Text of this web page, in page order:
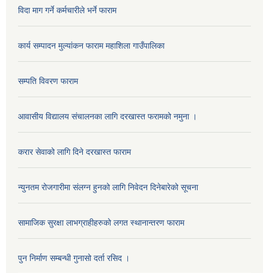
विदा माग गर्ने कर्मचारीले भर्ने फाराम
कार्य सम्पादन मुल्यांकन फाराम महाशिला गाउँपालिका
सम्पति विवरण फाराम
आवासीय विद्यालय संचालनका लागि दरखास्त फरामको नमुना ।
करार सेवाको लागि दिने दरखास्त फाराम
न्युनतम रोजगारीमा संलग्न हुनको लागि निवेदन दिनेबारेको सूचना
सामाजिक सुरक्षा लाभग्राहीहरुको लगत स्थानान्तरण फाराम
पुन निर्माण सम्बन्धी गुनासो दर्ता रसिद ।